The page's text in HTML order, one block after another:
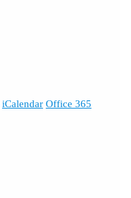
iCalendar Office 365